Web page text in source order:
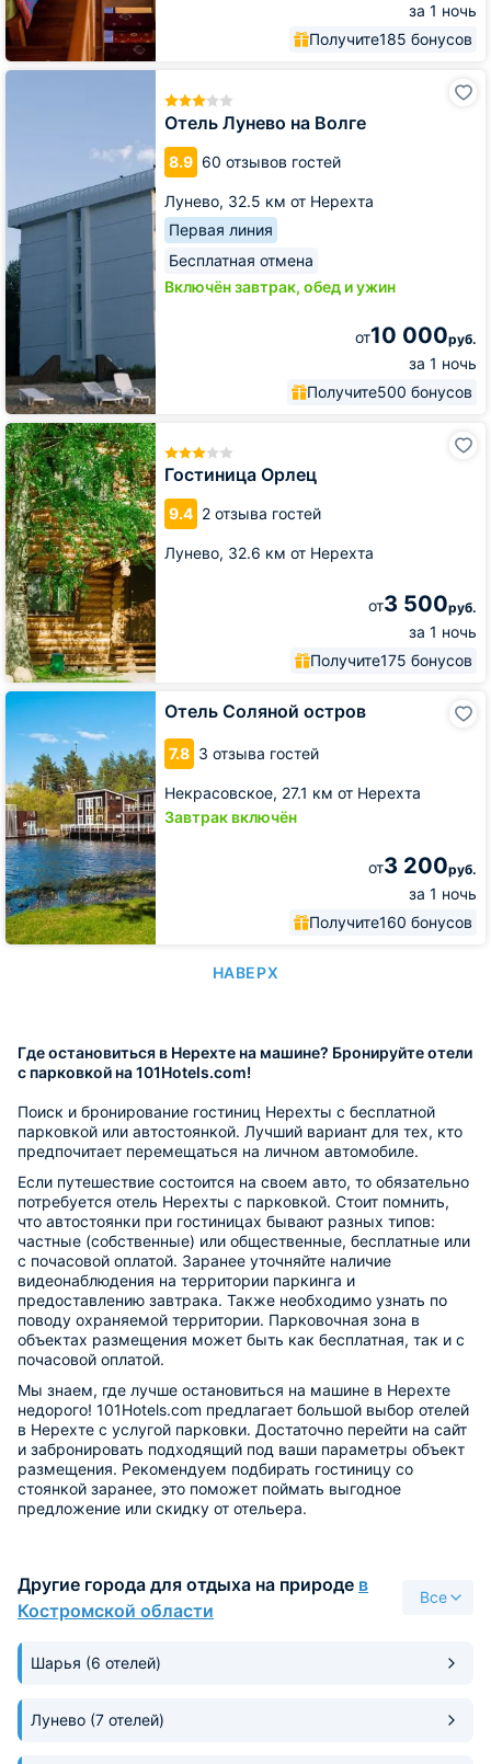
за 1 ночь
Получите185 бонусов
Отель Лунево на Волге
8.9 60 отзывов гостей
Лунево, 32.5 км от Нерехта
Первая линия
Бесплатная отмена
Включён завтрак, обед и ужин
от10 000руб.
за 1 ночь
Получите500 бонусов
Отель
Гостиница Орлец
9.4 2 отзыва гостей
Лунево, 32.6 км от Нерехта
от3 500руб.
за 1 ночь
Получите175 бонусов
Гостиница
Орлец
Отель Соляной остров
7.8 3 отзыва гостей
Некрасовское, 27.1 км от Нерехта
Завтрак включён
от3 200руб.
за 1 ночь
Получите160 бонусов
Отель
Соляной
остров
НАВЕРХ
Где остановиться в Нерехте на машине? Бронируйте отели
с парковкой на 101Hotels.com!
Поиск и бронирование гостиниц Нерехты с бесплатной
парковкой или автостоянкой. Лучший вариант для тех, кто
предпочитает перемещаться на личном автомобиле.
Если путешествие состоится на своем авто, то обязательно
потребуется отель Нерехты с парковкой. Стоит помнить,
что автостоянки при гостиницах бывают разных типов:
частные (собственные) или общественные, бесплатные или
с почасовой оплатой. Заранее уточняйте наличие
видеонаблюдения на территории паркинга и
предоставлению завтрака. Также необходимо узнать по
поводу охраняемой территории. Парковочная зона в
объектах размещения может быть как бесплатная, так и с
почасовой оплатой.
Мы знаем, где лучше остановиться на машине в Нерехте
недорого! 101Hotels.com предлагает большой выбор отелей
в Нерехте с услугой парковки. Достаточно перейти на сайт
и забронировать подходящий под ваши параметры объект
размещения. Рекомендуем подбирать гостиницу со
стоянкой заранее, это поможет поймать выгодное
предложение или скидку от отельера.
Другие города для отдыха на природе в
Костромской области
Все
Шарья (6 отелей)
Лунево (7 отелей)